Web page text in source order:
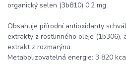
organický selen (3b810) 0,2 mg
Obsahuje přírodní antioxidanty
extrakty z rostlinného oleje (1b306),
extrakt z rozmarýnu.
Metabolizovatelná energie: 3 820